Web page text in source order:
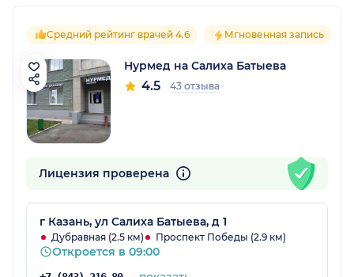
Средний рейтинг врачей 4.6 Мгновенная запись
Нурмед на Салиха Батыева
4.5 43 отзыва
Лицензия проверена
г Казань, ул Салиха Батыева, д 1
Дубравная (2.5 км) Проспект Победы (2.9 км)
Откроется в 09:00